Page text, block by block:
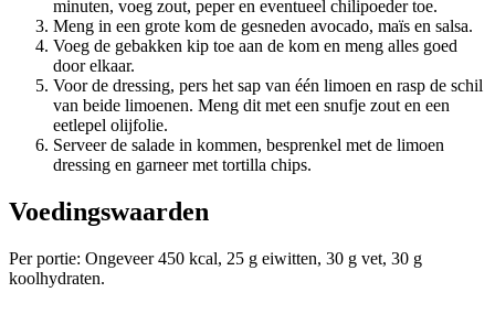
minuten, voeg zout, peper en eventueel chilipoeder toe.
Meng in een grote kom de gesneden avocado, maïs en salsa.
Voeg de gebakken kip toe aan de kom en meng alles goed
door elkaar.
Voor de dressing, pers het sap van één limoen en rasp de schil
van beide limoenen. Meng dit met een snufje zout en een
eetlepel olijfolie.
Serveer de salade in kommen, besprenkel met de limoen
dressing en garneer met tortilla chips.
Voedingswaarden
Per portie: Ongeveer 450 kcal, 25 g eiwitten, 30 g vet, 30 g
koolhydraten.